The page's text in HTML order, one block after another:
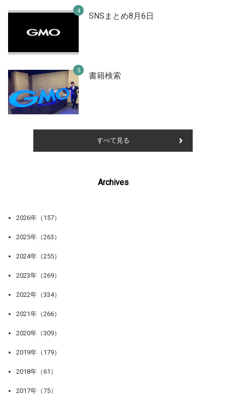
SNSまとめ8月6日
書籍検索
すべて見る
Archives
2026年（157）
2025年（263）
2024年（255）
2023年（269）
2022年（334）
2021年（266）
2020年（309）
2019年（179）
2018年（61）
2017年（75）